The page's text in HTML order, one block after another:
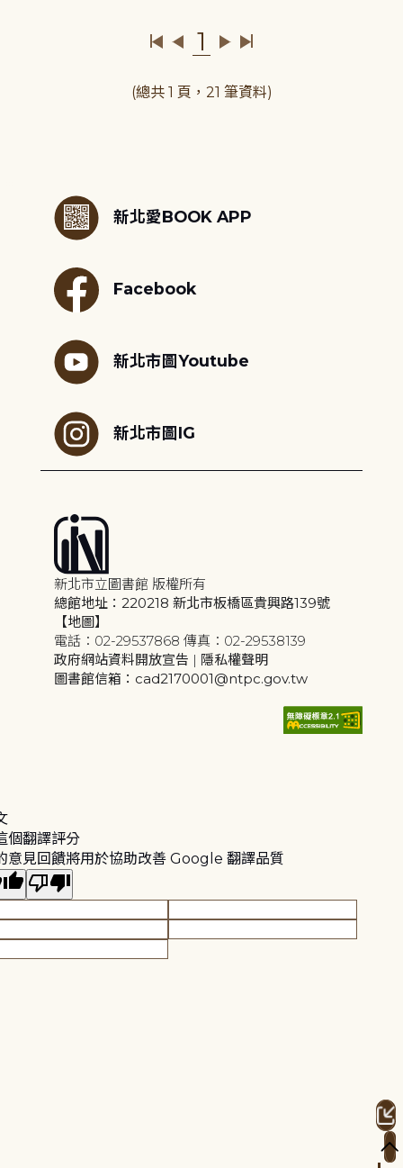
1
(總共 1 頁，21 筆資料)
新北愛BOOK APP
Facebook
新北市圖Youtube
新北市圖IG
新北市立圖書館 版權所有
總館地址：220218 新北市板橋區貴興路139號
【地圖】
電話：02-29537868 傳真：02-29538139
政府網站資料開放宣告 | 隱私權聲明
圖書館信箱：cad2170001@ntpc.gov.tw
個翻譯評分
意見回饋將用於協助改善 Google 翻譯品質